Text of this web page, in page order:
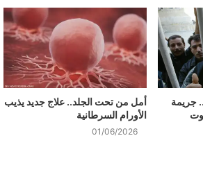
جريمة
أمل من تحت الجلد.. علاج جديد يذيب
الأورام السرطانية
01/06/2026